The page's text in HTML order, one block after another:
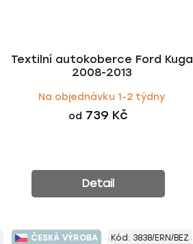
Textilní autokoberce Ford Kuga
2008-2013
Na objednávku 1-2 týdny
od 739 Kč
Detail
ČESKÁ VÝROBA Kód: 3838/ERN/BEZ